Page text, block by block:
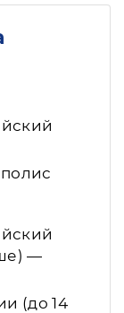
—
(до 14